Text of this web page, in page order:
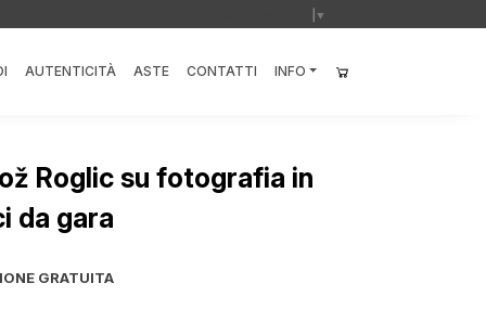
▼
AUTENTICITÀ ASTE CONTATTI INFO
Roglic su fotografia in
da gara
GRATUITA